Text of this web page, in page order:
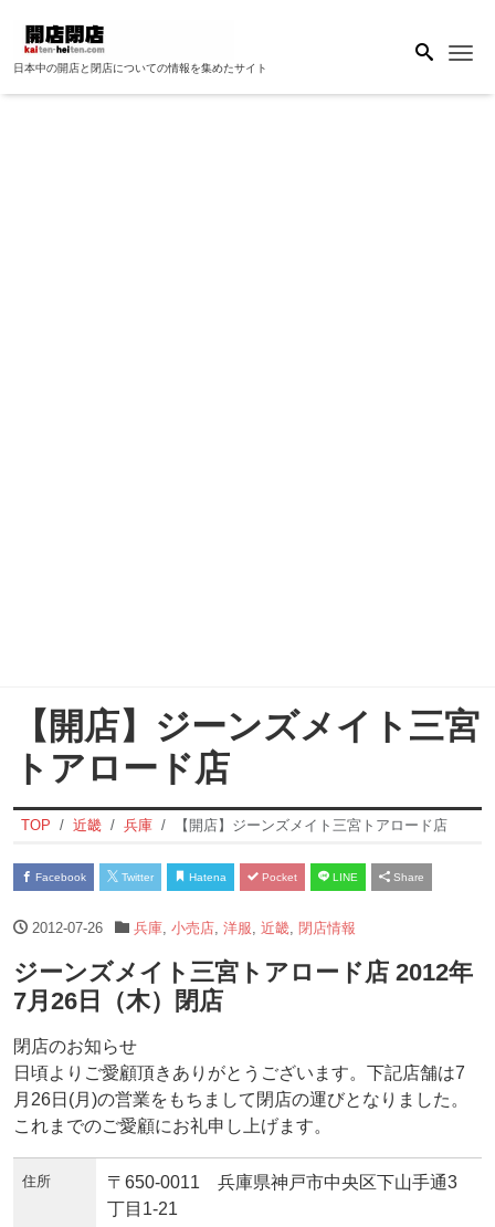
日本中の開店と閉店についての情報を集めたサイト
【開店】ジーンズメイト三宮
トアロード店
TOP 近畿 兵庫 【開店】ジーンズメイト三宮トアロード店
Facebook Twitter Hatena Pocket LINE Share
2012-07-26 兵庫, 小売店, 洋服 近畿, 閉店情報
ジーンズメイト三宮トアロード店 2012年
7月26日（木）閉店
閉店のお知らせ
日頃よりご愛顧頂きありがとうございます。下記店舗は7
月26日(月)の営業をもちまして閉店の運びとなりました。
これまでのご愛顧にお礼申し上げます。
住所
〒650-0011 兵庫県神戸市中央区下山手通3
丁目1‐21